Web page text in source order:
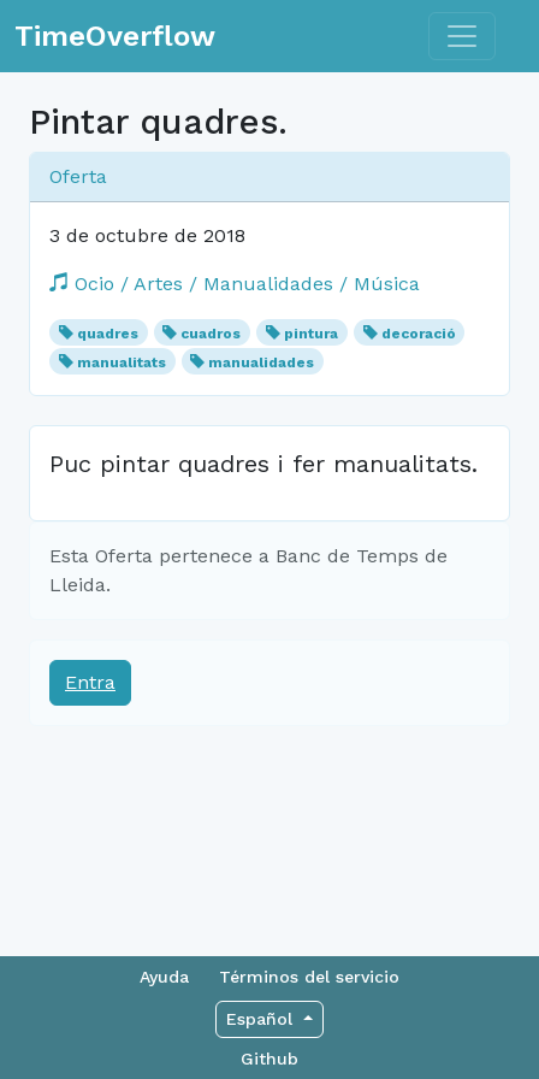
TimeOverflow Toggle
Pintar quadres.
Oferta
3 de octubre de 2018
Ocio / Artes / Manualidades / Música
quadres cuadros pintura
decoració
manualitats
manualidades
Puc pintar quadres i fer manualitats.
Esta Oferta pertenece a Banc de Temps de
Lleida.
Entra
Ayuda Términos del servicio
Español
Github